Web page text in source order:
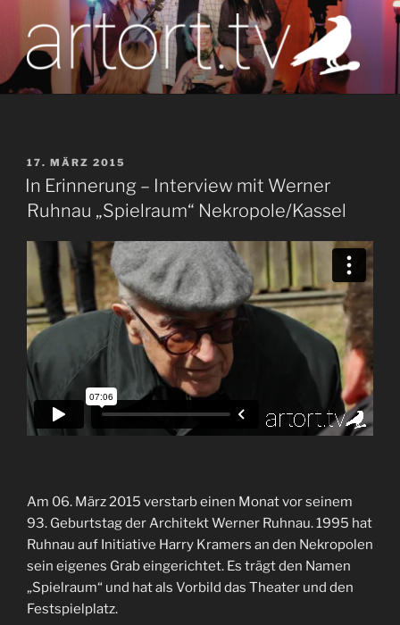
Inhalt
springen
artort.tv
Berichte vom Tatort der Kunst
VERÖFFENTLICHT
AM
17. MÄRZ 2015
In Erinnerung – Interview mit Werner
Ruhnau „Spielraum“ Nekropole/Kassel
Am 06. März 2015 verstarb einen Monat vor seinem
93. Geburtstag der Architekt Werner Ruhnau. 1995 hat
Ruhnau auf Initiative Harry Kramers an den Nekropolen
sein eigenes Grab eingerichtet. Es trägt den Namen
„Spielraum“ und hat als Vorbild das Theater und den
Festspielplatz.